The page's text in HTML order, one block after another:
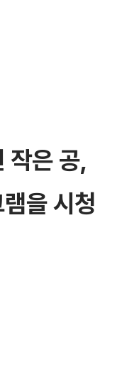
작은 공,
을 시청